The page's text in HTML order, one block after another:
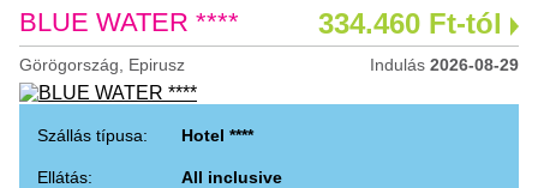
BLUE WATER **** 334.460 Ft-tól
Görögország, Epirusz Indulás 2026-08-29
Szállás típusa: Hotel ****
Ellátás: All inclusive